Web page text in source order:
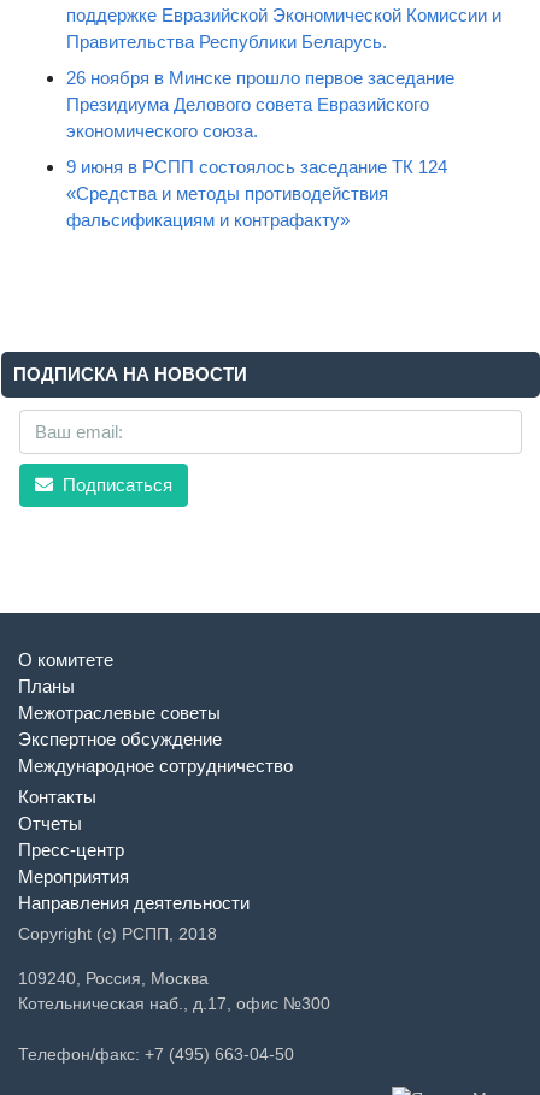
поддержке Евразийской Экономической Комиссии и
Правительства Республики Беларусь.
26 ноября в Минске прошло первое заседание
Президиума Делового совета Евразийского
экономического союза.
9 июня в РСПП состоялось заседание ТК 124
«Средства и методы противодействия
фальсификациям и контрафакту»
ПОДПИСКА НА НОВОСТИ
Подписаться
О комитете
Планы
Межотраслевые советы
Экспертное обсуждение
Международное сотрудничество
Контакты
Отчеты
Пресс-центр
Мероприятия
Направления деятельности
Copyright (c) РСПП, 2018
109240, Россия, Москва
Котельническая наб., д.17, офис №300
Телефон/факс: +7 (495) 663-04-50